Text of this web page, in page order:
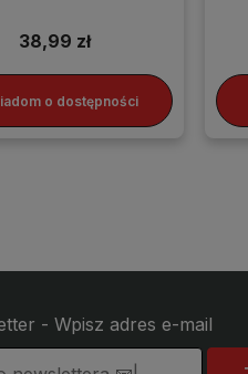
38,99 zł
o dostępności
- Wpisz adres e-mail